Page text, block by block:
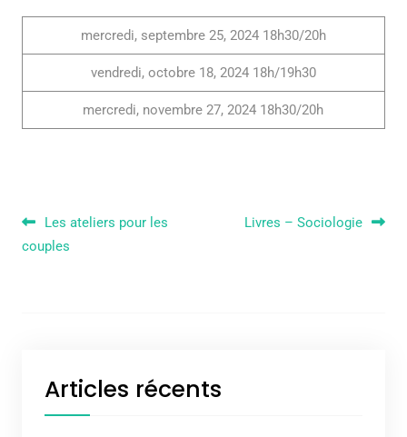
mercredi, septembre 25, 2024 18h30/20h
vendredi, octobre 18, 2024 18h/19h30
mercredi, novembre 27, 2024 18h30/20h
Navigation de l’article
Les ateliers pour les
couples
Livres – Sociologie
Articles récents